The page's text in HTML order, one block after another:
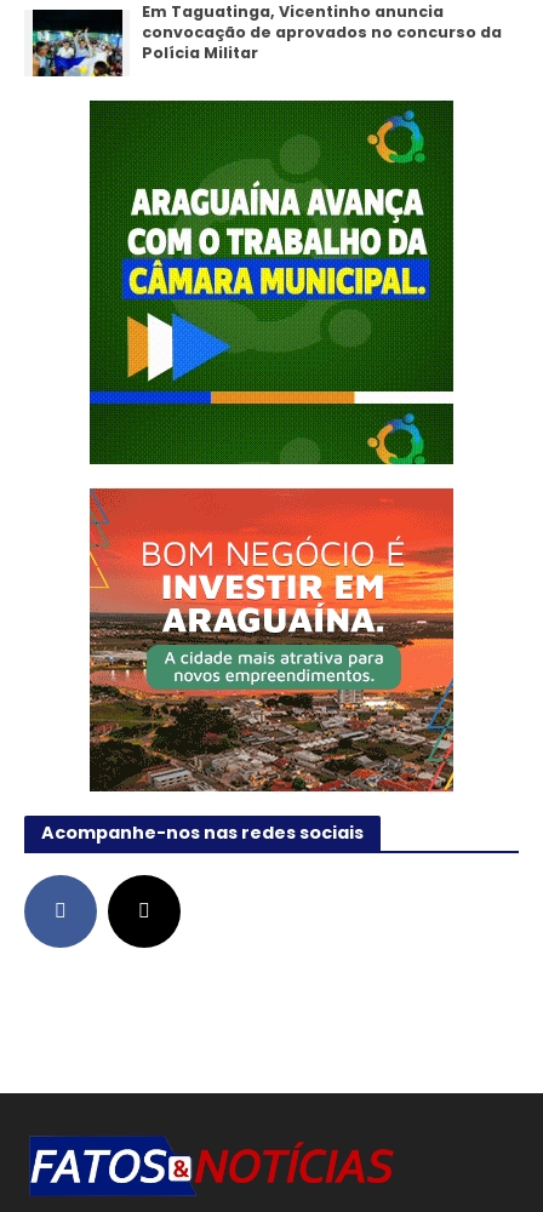
Em Taguatinga, Vicentinho anuncia
convocação de aprovados no concurso da
Polícia Militar
Acompanhe-nos nas redes sociais